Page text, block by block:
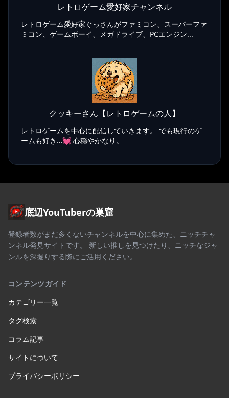
レトロゲーム愛好家チャンネル
レトロゲーム愛好家ぐっさんがファミコン、スーパーファ
ミコン、ゲームボーイ、メガドライブ、PCエンジン...
クッキーさん【レトロゲームの人】
レトロゲームを中心に配信していきます。 でも現行のゲ
ームも好き…💓 心穏やかなり。
底辺YouTuberの巣窟
登録者数がまだ多くないチャンネルを中心に集めた、ニッチチャ
ンネル発見サイトです。 新しい推しを見つけたり、ニッチなジャ
ンルを深掘りする際にご活用ください。
コンテンツガイド
カテゴリー一覧
タグ検索
コラム記事
サイトについて
プライバシーポリシー